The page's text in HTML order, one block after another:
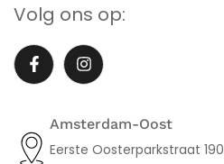
Amsterdam-Oost
Eerste Oosterparkstraat 190
Volg ons op: